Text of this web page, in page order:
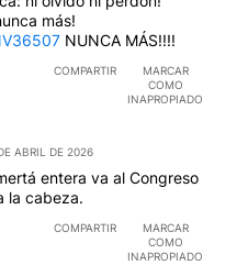
más!
NUNCA MÁS!!!!
COMPARTIR
MARCAR
COMO
INAPROPIADO
ABRIL DE 2026
entera va al Congreso
la cabeza.
COMPARTIR
MARCAR
COMO
INAPROPIADO